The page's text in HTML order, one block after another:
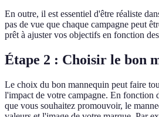
En outre, il est essentiel d'être réaliste
pas de vue que chaque campagne peut
prêt à ajuster vos objectifs en fonction
Étape 2 : Choisir le bon
Le choix du bon mannequin peut faire
l'impact de votre campagne. En fonction
que vous souhaitez promouvoir, le